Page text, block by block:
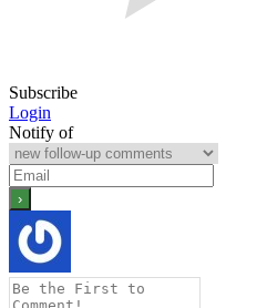
Subscribe
Login
Notify of